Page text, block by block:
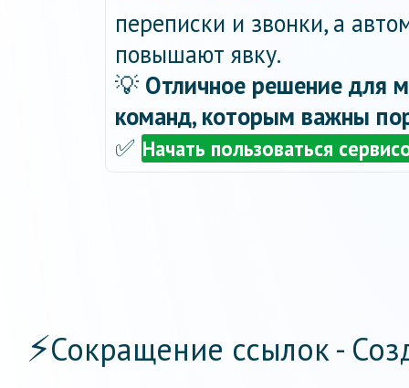
переписки и звонки, а
повышают явку.
💡 Отличное решение для
команд, которым важны
✅ Начать пользоваться
⚡Сокращение ссылок -